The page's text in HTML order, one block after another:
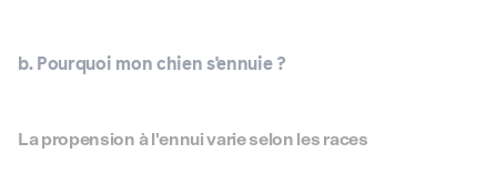
b. Pourquoi mon chien s'ennuie ?
La propension à l'ennui varie selon les races